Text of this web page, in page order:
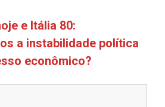
e Itália 80:
a instabilidade política
econômico?